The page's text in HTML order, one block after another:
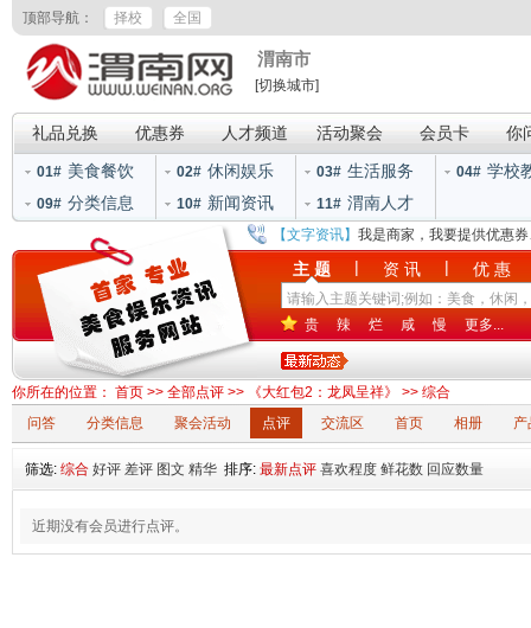
顶部导航： 择校 全国
渭南市
[切换城市]
礼品兑换 优惠券 人才频道 活动聚会 会员卡 你
01# 美食餐饮 02# 休闲娱乐 03# 生活服务 04# 学校
09# 分类信息 10# 新闻资讯 11# 渭南人才
【文字资讯】 我是商家，我要提供优惠
主 题 | 资 讯 | 优 惠
贵 辣 烂 咸 慢 更多...
你所在的位置： 首页 >> 全部点评 >> 《大红包2：龙凤呈祥》 >> 综合
问答
分类信息 聚会活动 点评 交流区 首页 相册 产
筛选: 综合 好评 差评 图文 精华 排序: 最新点评 喜欢程度 鲜花数 回应数量
近期没有会员进行点评。